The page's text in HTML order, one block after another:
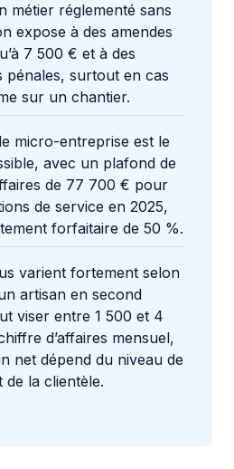
métier réglementé sans
expose à des amendes
7 500 € et à des
pénales, surtout en cas
sur un chantier.
micro-entreprise est le
avec un plafond de
de 77 700 € pour
de service en 2025,
forfaitaire de 50 %.
varient fortement selon
artisan en second
viser entre 1 500 et 4
d’affaires mensuel,
net dépend du niveau de
de la clientèle.